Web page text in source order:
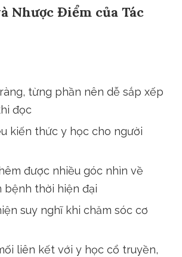
Nhược Điểm của Tác
từng phần nên dễ sắp xếp
đọc
kiến thức y học cho người
được nhiều góc nhìn về
bệnh thời hiện đại
suy nghĩ khi chăm sóc cơ
liên kết với y học cổ truyền,